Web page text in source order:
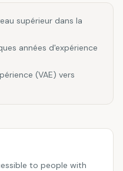
supérieur dans la
années d'expérience
(VAE) vers
to people with